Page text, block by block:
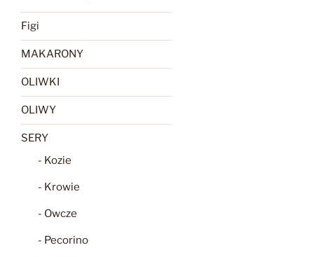
Figi
MAKARONY
OLIWKI
OLIWY
SERY
- Kozie
- Krowie
- Owcze
- Pecorino